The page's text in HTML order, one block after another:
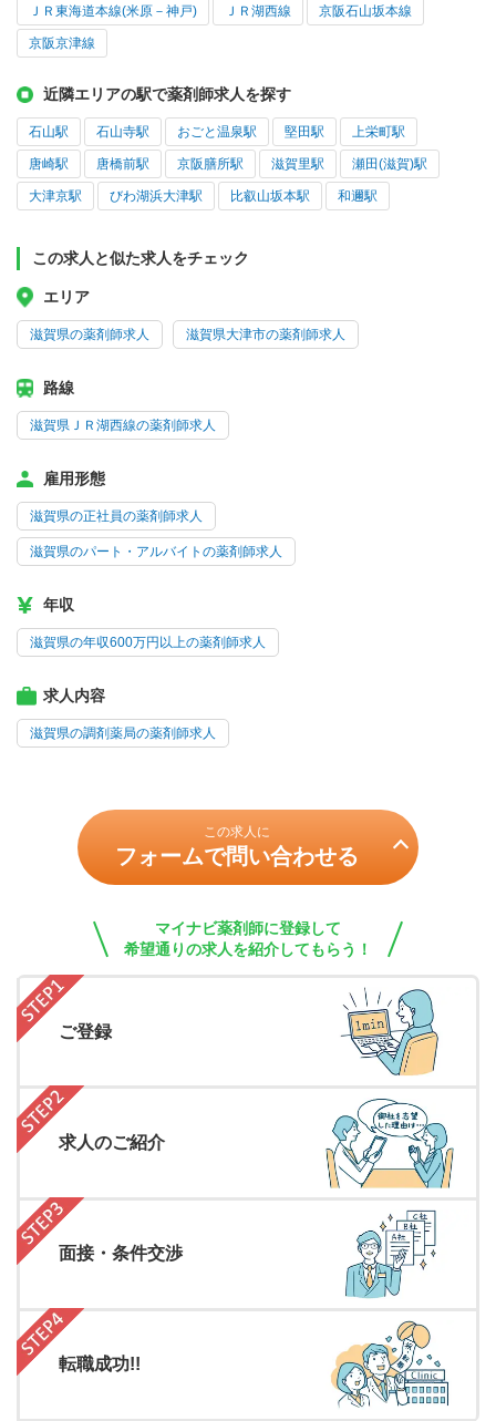
ＪＲ東海道本線(米原－神戸) ＪＲ湖西線 京阪石山坂本線
京阪京津線
近隣エリアの駅で薬剤師求人を探す
石山駅 石山寺駅 おごと温泉駅 堅田駅 上栄町駅
唐崎駅 唐橋前駅 京阪膳所駅 滋賀里駅 瀬田(滋賀)駅
大津京駅 びわ湖浜大津駅 比叡山坂本駅 和邇駅
この求人と似た求人をチェック
エリア
滋賀県の薬剤師求人 滋賀県大津市の薬剤師求人
路線
滋賀県ＪＲ湖西線の薬剤師求人
雇用形態
滋賀県の正社員の薬剤師求人
滋賀県のパート・アルバイトの薬剤師求人
年収
滋賀県の年収600万円以上の薬剤師求人
求人内容
滋賀県の調剤薬局の薬剤師求人
この求人に
フォームで問い合わせる
マイナビ薬剤師に登録して
希望通りの求人を紹介してもらう！
ご登録
求人のご紹介
面接・条件交渉
転職成功!!